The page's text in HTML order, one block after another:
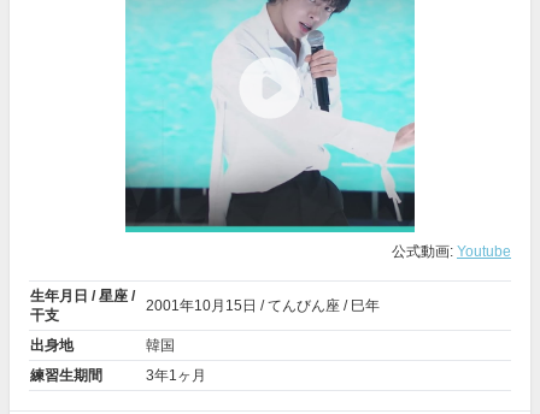
公式動画: Youtube
生年月日 / 星座 /
干支
2001年10月15日 / てんびん座 / 巳年
出身地
韓国
練習生期間
3年1ヶ月